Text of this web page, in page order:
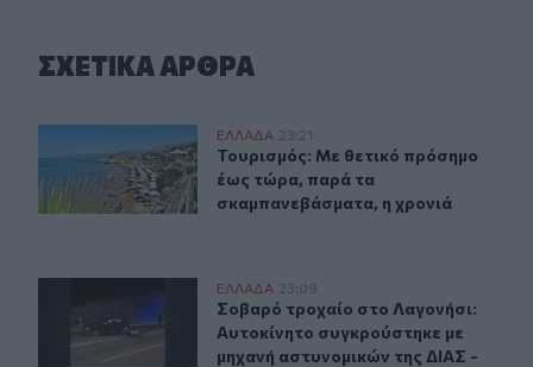
ΣΧΕΤΙΚA AΡΘΡΑ
Τουρισμός: Με θετικό πρόσημο έως τώρα, παρά τα
ΕΛΛAΔΑ 23:21
Τουρισμός: Με θετικό πρόσημο
Τουρισμός: Με θετικό πρόσημο
έως τώρα, παρά τα
σκαμπανεβάσματα, η χρονιά
Σοβαρό τροχαίο στο Λαγονήσι: Αυτοκίνητο
ΕΛΛAΔΑ 23:09
Σοβαρό τροχαίο στο Λαγονήσι:
Σοβαρό τροχαίο στο Λαγονήσι:
Αυτοκίνητο συγκρούστηκε με
μηχανή αστυνομικών της ΔΙΑΣ -